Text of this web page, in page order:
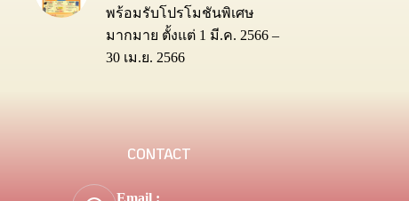
พร้อมรับโปรโมชันพิเศษ
มากมาย ตั้งแต่ 1 มี.ค. 2566 –
30 เม.ย. 2566
CONTACT